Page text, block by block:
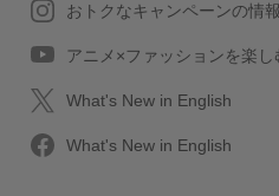
おトクなキャンペーンの情
アニメ×ファッションを楽し
What's New in English
What's New in English